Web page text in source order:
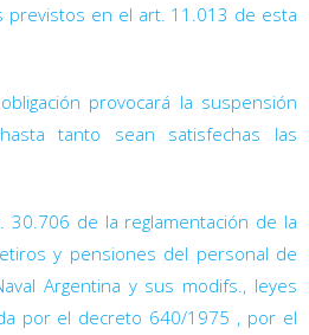
previstos en el art. 11.013 de esta
provocará la suspensión
tanto sean satisfechas las
30.706 de la reglamentación de la
y pensiones del personal de
Argentina y sus modifs., leyes
por el decreto 640/1975 , por el